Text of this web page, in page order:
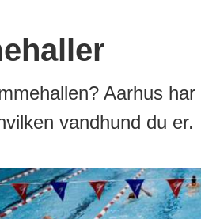
Aarhus
vandhund du er.